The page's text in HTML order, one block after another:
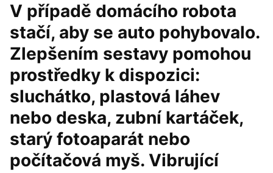
V případě domácího robota
stačí, aby se auto pohybovalo.
Zlepšením sestavy pomohou
prostředky k dispozici:
sluchátko, plastová láhev
nebo deska, zubní kartáček,
starý fotoaparát nebo
počítačová myš. Vibrující